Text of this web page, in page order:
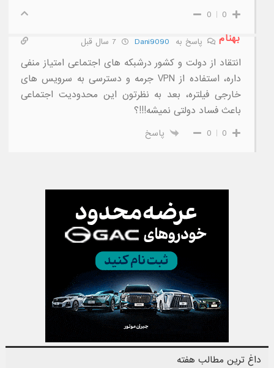
0
0
بهنام پاسخ به Dani9090
انتقاد از دولت و کشور درشبکه های اجتماعی امتیاز منفی
داره، استفاده از VPN جرمه و دسترسی به سرویس های
خارجی فیلتره، بعد به نظرتون این محدودیت اجتماعی
باعث فساد دولتی نمیشه!!!؟
0
0 پاسخ
داغ ترین مطالب هفته